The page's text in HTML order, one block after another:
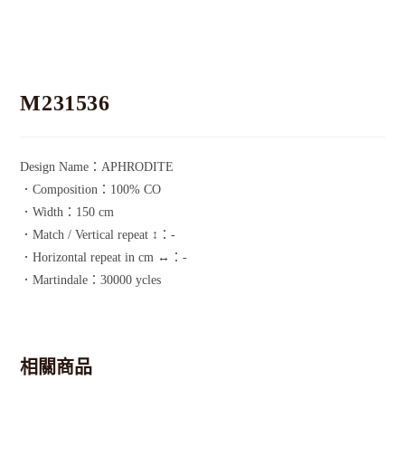
M231536
Design Name：APHRODITE
．Composition：100% CO
．Width：150 cm
．Match / Vertical repeat ↕：-
．Horizontal repeat in cm ↔：-
．Martindale：30000 ycles
相關商品